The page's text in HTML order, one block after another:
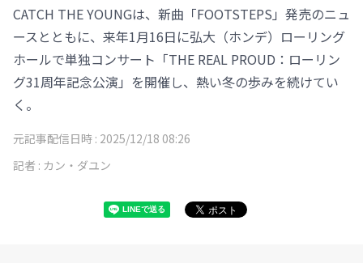
CATCH THE YOUNGは、新曲「FOOTSTEPS」発売のニュ
ースとともに、来年1月16日に弘大（ホンデ）ローリング
ホールで単独コンサート「THE REAL PROUD：ローリン
グ31周年記念公演」を開催し、熱い冬の歩みを続けてい
く。
元記事配信日時 : 2025/12/18 08:26
記者 : カン・ダユン